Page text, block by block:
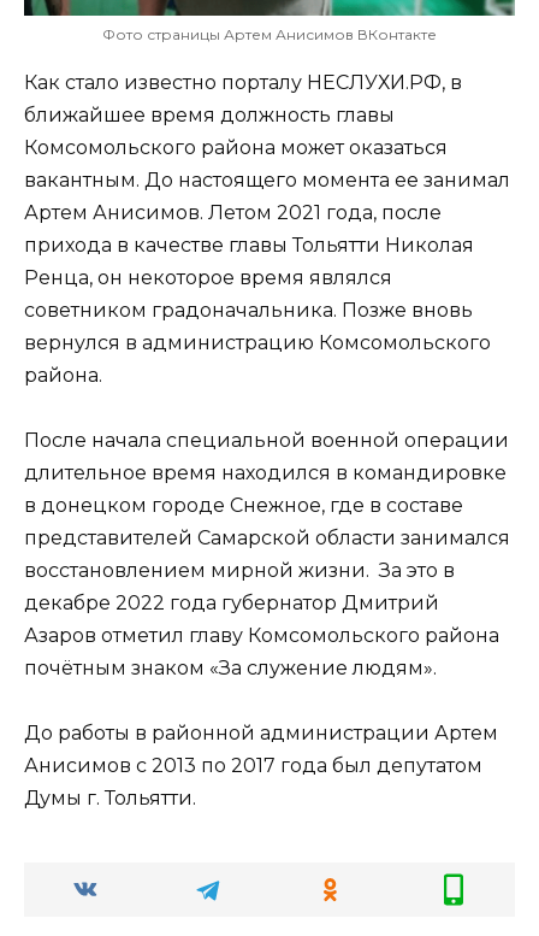
Фото страницы Артем Анисимов ВКонтакте
Как стало известно порталу НЕСЛУХИ.РФ, в
ближайшее время должность главы
Комсомольского района может оказаться
вакантным. До настоящего момента ее занимал
Артем Анисимов. Летом 2021 года, после
прихода в качестве главы Тольятти Николая
Ренца, он некоторое время являлся
советником градоначальника. Позже вновь
вернулся в администрацию Комсомольского
района.
После начала специальной военной операции
длительное время находился в командировке
в донецком городе Снежное, где в составе
представителей Самарской области занимался
восстановлением мирной жизни. За это в
декабре 2022 года губернатор Дмитрий
Азаров отметил главу Комсомольского района
почётным знаком «За служение людям».
До работы в районной администрации Артем
Анисимов с 2013 по 2017 года был депутатом
Думы г. Тольятти.